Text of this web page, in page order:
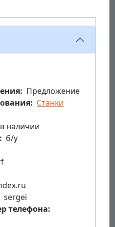
Предложение
Станки
в наличии
б/у
sergei
телефона